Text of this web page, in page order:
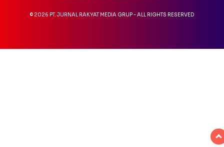
© 2026 PT. JURNAL RAKYAT MEDIA GRUP - ALL RIGHTS RESERVED